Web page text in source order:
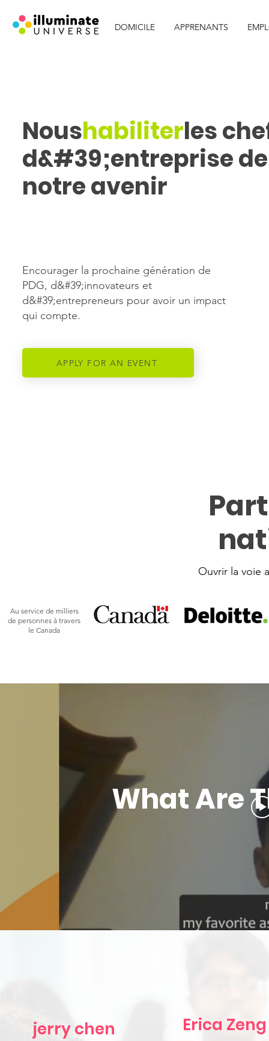
DOMICILE APPRENANTS
Noushabiliterles
d&#39;entreprise de
notre avenir
Encourager la prochaine génération de
PDG, d&#39;innovateurs et
d&#39;entrepreneurs pour avoir un impact
qui compte.
APPLY FOR AN EVENT
Ouvrir la voie
Au service de milliers
de personnes à travers
le Canada
What Are
jerry chen Erica Zeng